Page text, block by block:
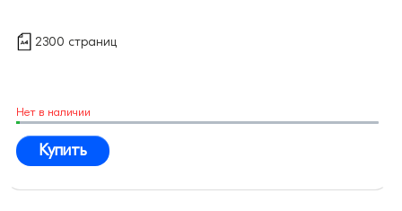
2300 страниц
Нет в наличии
Купить